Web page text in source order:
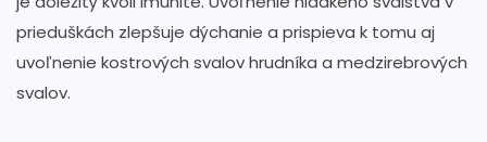
prieduškách zlepšuje dýchanie a prispieva k tomu aj
uvoľnenie kostrových svalov hrudníka a medzirebrových
svalov.